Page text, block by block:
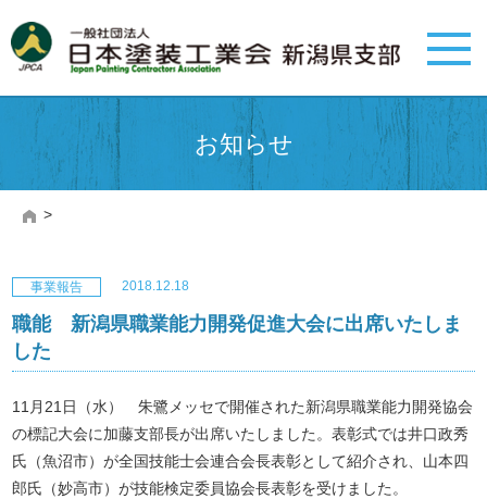
お知らせ
>
事業報告 2018.12.18
職能 新潟県職業能力開発促進大会に出席いたしま
した
11月21日（水） 朱鷺メッセで開催された新潟県職業能力開発協会
の標記大会に加藤支部長が出席いたしました。表彰式では井口政秀
氏（魚沼市）が全国技能士会連合会長表彰として紹介され、山本四
郎氏（妙高市）が技能検定委員協会長表彰を受けました。